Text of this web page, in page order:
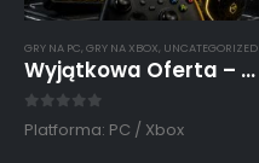
GRY NA PC, GRY NA XBOX, UNCATEGORIZED
Wyjątkowa Oferta – Dopłata – Twój wybór (czytaj opis)
Platforma: PC / Xbox